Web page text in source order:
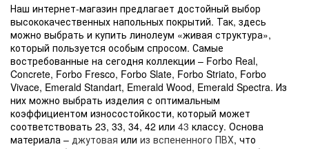
Наш интернет-магазин предлагает достойный выбор
высококачественных напольных покрытий. Так, здесь
можно выбрать и купить линолеум «живая структура»,
который пользуется особым спросом. Самые
востребованные на сегодня коллекции – Forbo Real,
Concrete, Forbo Fresco, Forbo Slate, Forbo Striato, Forbo
Vivace, Emerald Standart, Emerald Wood, Emerald Spectra. Из
них можно выбрать изделия с оптимальным
коэффициентом износостойкости, который может
соответствовать 23, 33, 34, 42 или 43 классу. Основа
материала – джутовая или из вспененного ПВХ, что